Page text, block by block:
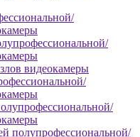
видеокамеры
полупрофессиональной/